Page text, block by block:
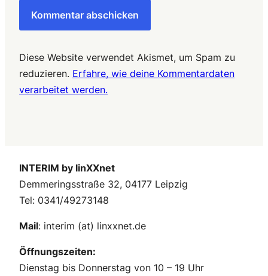
Diese Website verwendet Akismet, um Spam zu
reduzieren. Erfahre, wie deine Kommentardaten
verarbeitet werden.
INTERIM by linXXnet
Demmeringsstraße 32, 04177 Leipzig
Tel: 0341/49273148
Mail: interim (at) linxxnet.de
Öffnungszeiten:
Dienstag bis Donnerstag von 10 – 19 Uhr